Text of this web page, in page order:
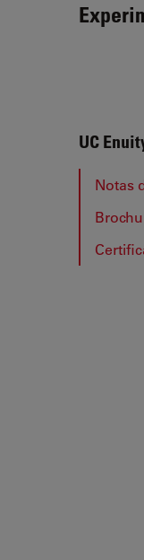
UC
Notas